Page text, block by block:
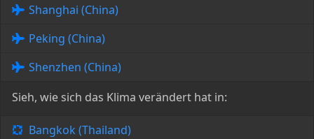
Shanghai (China)
Peking (China)
Shenzhen (China)
Sieh, wie sich das Klima verändert hat in:
Bangkok (Thailand)